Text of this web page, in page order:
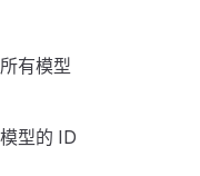
有模型
型的 ID